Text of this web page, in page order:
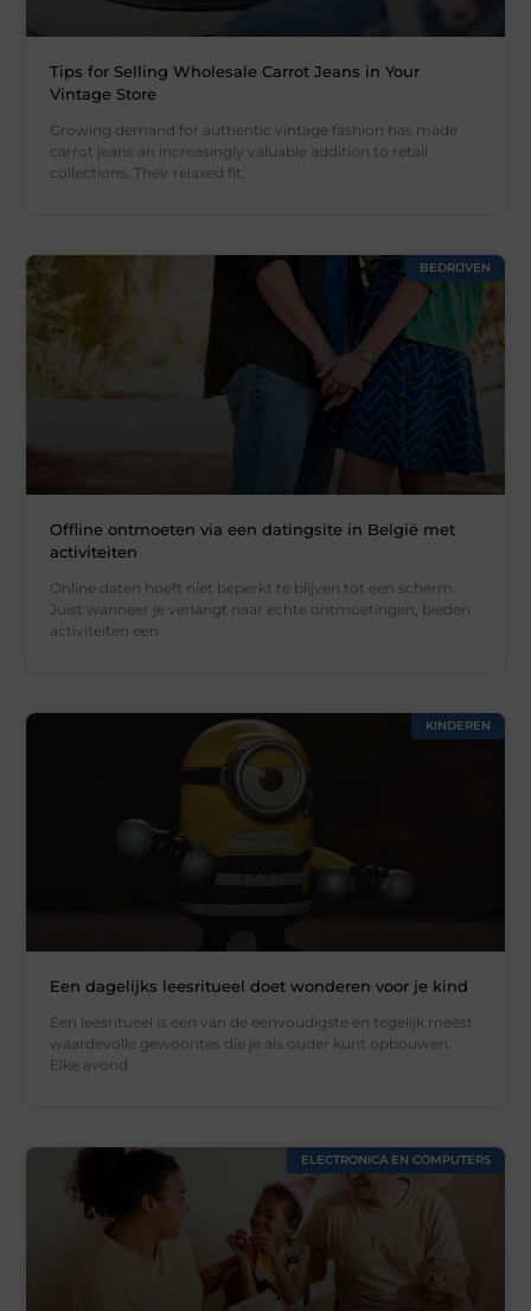
Tips for Selling Wholesale Carrot Jeans in Your
Vintage Store
Growing demand for authentic vintage fashion has made
carrot jeans an increasingly valuable addition to retail
collections. Their relaxed fit,
BEDRIJVEN
Offline ontmoeten via een datingsite in België met
activiteiten
Online daten hoeft niet beperkt te blijven tot een scherm.
Juist wanneer je verlangt naar echte ontmoetingen, bieden
activiteiten een
KINDEREN
Een dagelijks leesritueel doet wonderen voor je kind
Een leesritueel is een van de eenvoudigste en tegelijk meest
waardevolle gewoontes die je als ouder kunt opbouwen.
Elke avond
ELECTRONICA EN COMPUTERS